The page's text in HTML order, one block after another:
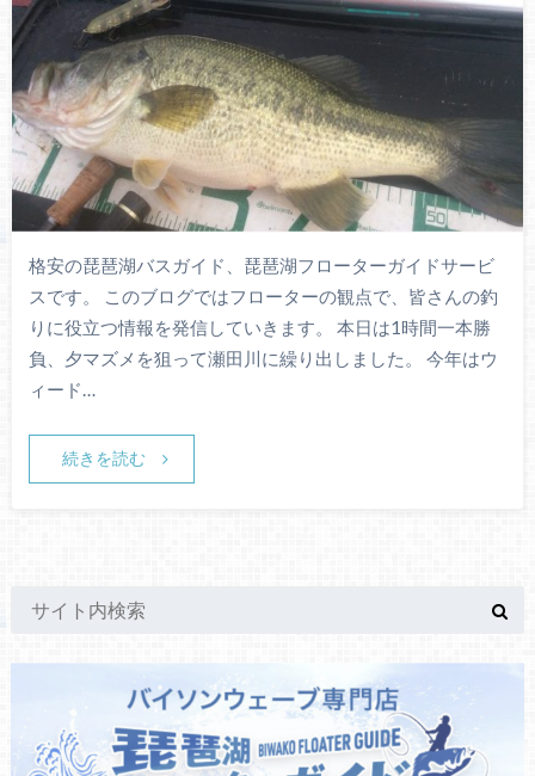
格安の琵琶湖バスガイド、琵琶湖フローターガイドサービ
スです。 このブログではフローターの観点で、皆さんの釣
りに役立つ情報を発信していきます。 本日は1時間一本勝
負、夕マズメを狙って瀬田川に繰り出しました。 今年はウ
ィード…
続きを読む